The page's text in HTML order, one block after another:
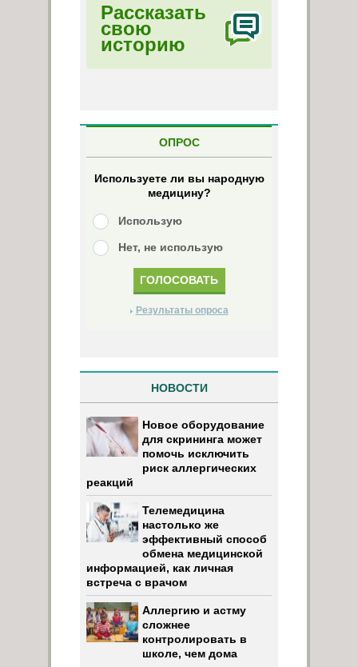
Рассказать
свою
историю
ОПРОС
Используете ли вы народную
медицину?
Использую
Нет, не использую
Результаты опроса
НОВОСТИ
Новое оборудование
для скрининга может
помочь исключить
риск аллергических
реакций
Телемедицина
настолько же
эффективный способ
обмена медицинской
информацией, как личная
встреча с врачом
Аллергию и астму
сложнее
контролировать в
школе, чем дома